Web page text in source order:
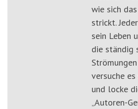
wie sich
strickt.
sein Leben
die ständig
versuche
und locke
„Autoren-